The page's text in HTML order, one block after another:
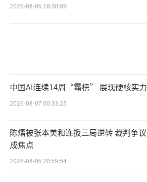
2026-08-06 18:30:09
中国AI连续14周“霸榜” 展现硬核实力
2026-08-07 00:33:25
陈熠被张本美和连扳三局逆转 裁判争议
成焦点
2026-08-06 20:59:54